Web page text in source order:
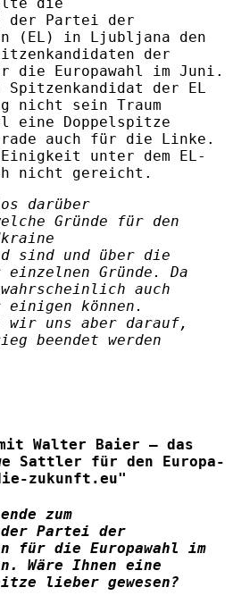
der Partei der
(EL) in Ljubljana den
der
die Europawahl im Juni.
Spitzenkandidat der EL
nicht sein Traum
eine Doppelspitze
auch für die Linke.
unter dem EL-
nicht gereicht.
darüber
Gründe für den
sind und über die
einzelnen Gründe. Da
auch
können.
wir uns aber darauf,
beendet werden
Walter Baier — das
Sattler für den Europa-
zukunft.eu"
zum
der Partei der
für die Europawahl im
Wäre Ihnen eine
lieber gewesen?